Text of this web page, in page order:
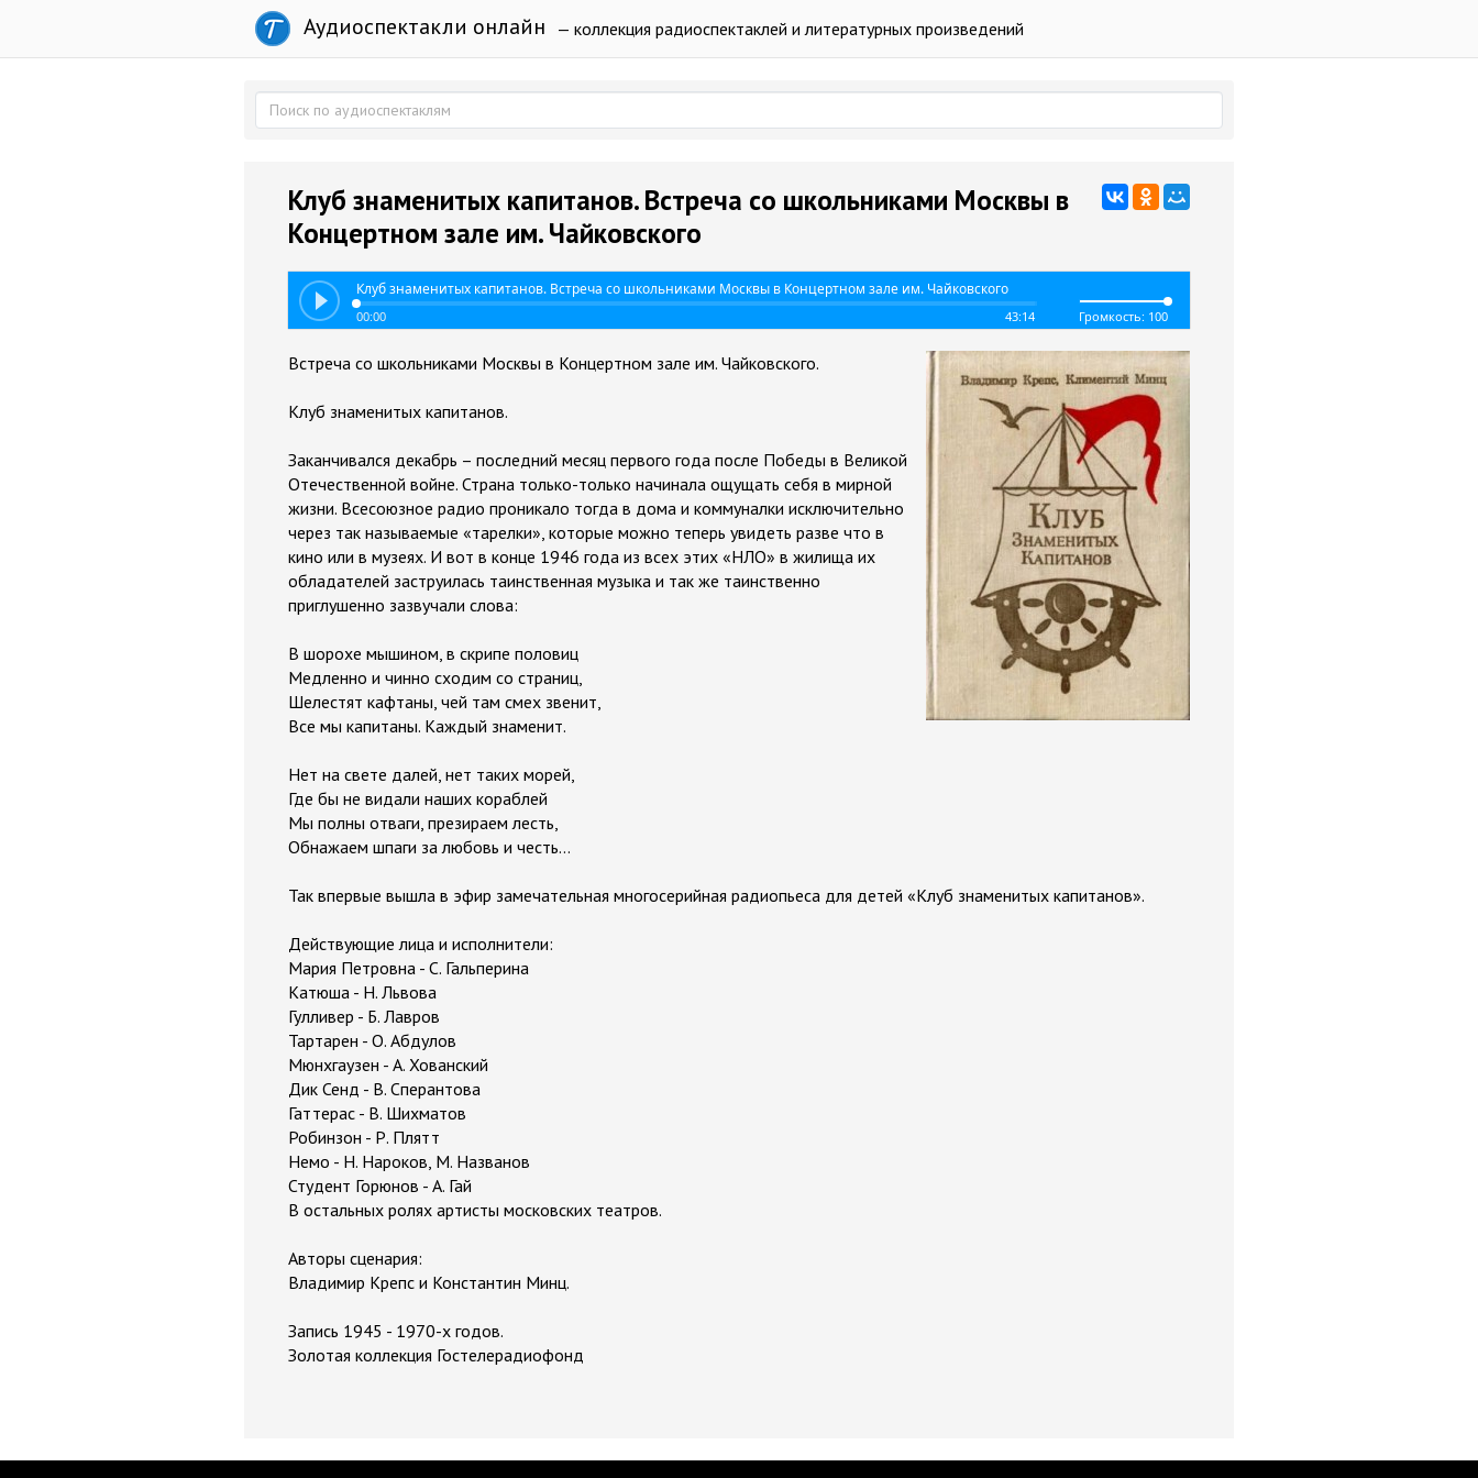
Аудиоспектакли онлайн — коллекция радиоспектаклей и литературных произведений
Клуб знаменитых капитанов. Встреча со школьниками Москвы в
Концертном зале им. Чайковского
Клуб знаменитых капитанов. Встреча со школьниками Москвы в Концертном зале им. Чайковского
00:00 43:14 Громкость: 100
Встреча со школьниками Москвы в Концертном зале им. Чайковского.
Клуб знаменитых капитанов.
Заканчивался декабрь – последний месяц первого года после Победы в Великой
Отечественной войне. Страна только-только начинала ощущать себя в мирной
жизни. Всесоюзное радио проникало тогда в дома и коммуналки исключительно
через так называемые «тарелки», которые можно теперь увидеть разве что в
кино или в музеях. И вот в конце 1946 года из всех этих «НЛО» в жилища их
обладателей заструилась таинственная музыка и так же таинственно
приглушенно зазвучали слова:
В шорохе мышином, в скрипе половиц
Медленно и чинно сходим со страниц,
Шелестят кафтаны, чей там смех звенит,
Все мы капитаны. Каждый знаменит.
Нет на свете далей, нет таких морей,
Где бы не видали наших кораблей
Мы полны отваги, презираем лесть,
Обнажаем шпаги за любовь и честь…
Так впервые вышла в эфир замечательная многосерийная радиопьеса для детей «Клуб знаменитых капитанов».
Действующие лица и исполнители:
Мария Петровна - С. Гальперина
Катюша - Н. Львова
Гулливер - Б. Лавров
Тартарен - О. Абдулов
Мюнхгаузен - А. Хованский
Дик Сенд - В. Сперантова
Гаттерас - В. Шихматов
Робинзон - Р. Плятт
Немо - Н. Нароков, М. Названов
Студент Горюнов - А. Гай
В остальных ролях артисты московских театров.
Авторы сценария:
Владимир Крепс и Константин Минц.
Запись 1945 - 1970-х годов.
Золотая коллекция Гостелерадиофонд